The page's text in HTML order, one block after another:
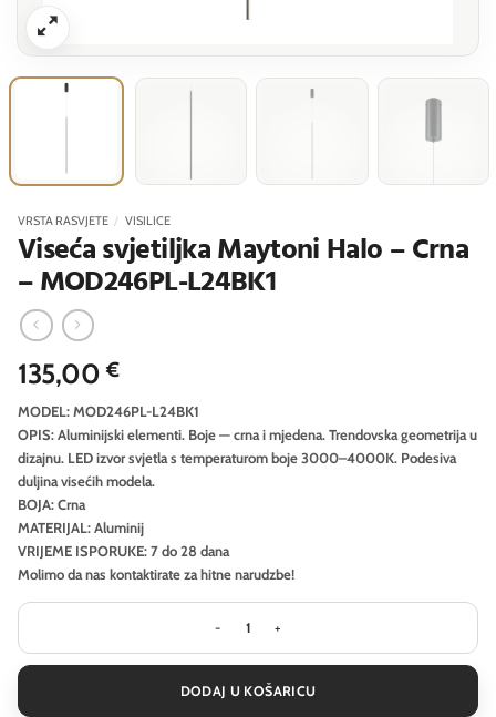
VRSTA RASVJETE / VISILICE
Viseća svjetiljka Maytoni Halo – Crna
– MOD246PL-L24BK1
135,00€
MODEL: MOD246PL-L24BK1
OPIS: Aluminijski elementi. Boje — crna i mjedena. Trendovska geometrija u
dizajnu. LED izvor svjetla s temperaturom boje 3000–4000K. Podesiva
duljina visećih modela.
BOJA: Crna
MATERIJAL: Aluminij
VRIJEME ISPORUKE: 7 do 28 dana
Molimo da nas kontaktirate za hitne narudzbe!
Viseća svjetiljka Maytoni Halo - Crna
DODAJ U KOŠARICU